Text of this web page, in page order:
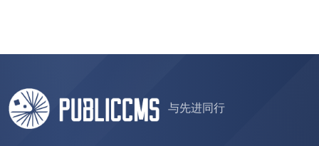
与先进同行